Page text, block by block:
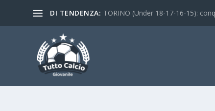
DI TENDENZA: TORINO (Under 18-17-16-15):